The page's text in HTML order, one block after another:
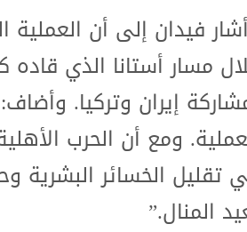
فيدان إلى أن
مسار أستانا الذي
إيران وتركيا.
ومع أن الحرب
تقليل الخسائر البشرية
المنال.”